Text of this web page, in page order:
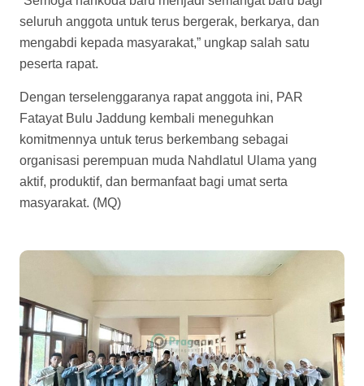
seluruh anggota untuk terus bergerak, berkarya, dan
mengabdi kepada masyarakat,” ungkap salah satu
peserta rapat.
Dengan terselenggaranya rapat anggota ini, PAR
Fatayat Bulu Jaddung kembali meneguhkan
komitmennya untuk terus berkembang sebagai
organisasi perempuan muda Nahdlatul Ulama yang
aktif, produktif, dan bermanfaat bagi umat serta
masyarakat. (MQ)